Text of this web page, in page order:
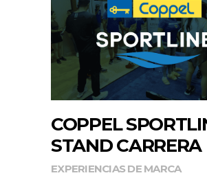
COPPEL
STAND CARRERA
EXPERIENCIAS DE MARCA